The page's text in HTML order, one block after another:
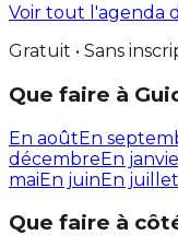
Voir tout l'agenda
Gratuit • Sans
Que faire à
En aoûtEn
décembreEn
maiEn juinEn juillet
Que faire à